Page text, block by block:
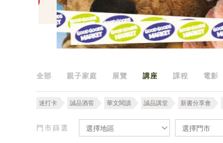
全部 親子家庭 展覽 講座 課程 電影
迷打卡 誠品酒窖 華文閱讀 誠品講堂 新書分享會
門市篩選 選擇地區 選擇門市